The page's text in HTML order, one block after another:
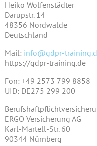
Heiko Wolfenstädter
Darupstr. 14
48356 Nordwalde
Deutschland
Mail: info@gdpr-
https://gdpr-training.de
Fon: +49 2573 799 8858
UID: DE275 299 200
ERGO Versicherung AG
Karl-Martell-Str. 60
90344 Nürnberg